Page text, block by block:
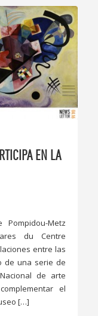
EN LA
Metz
du Centre
entre las
de una serie de
de arte
el
[…]